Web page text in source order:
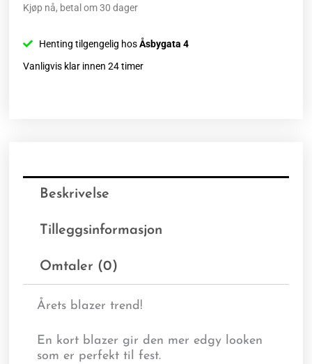
Kjøp nå, betal om 30 dager
Henting tilgengelig hosÅsbygata 4
Vanligvis klar innen 24 timer
Beskrivelse
Tilleggsinformasjon
Omtaler (0)
Årets blazer trend!
En kort blazer gir den mer edgy looken
som er perfekt til fest.